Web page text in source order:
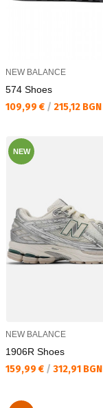
NEW BALANCE
574 Shoes
Текуща цена:
109,99 € / 215,12 BGN
NEW
NEW BALANCE
1906R Shoes
Текуща цена:
159,99 € / 312,91 BGN